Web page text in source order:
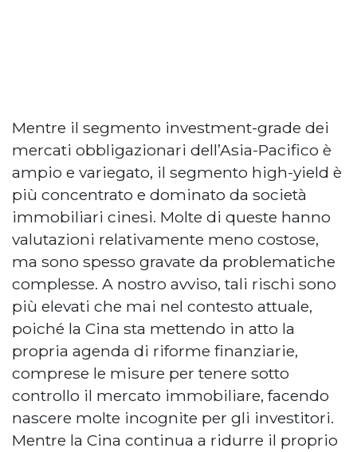
Mentre il segmento investment-grade dei
mercati obbligazionari dell’Asia-Pacifico è
ampio e variegato, il segmento high-yield è
più concentrato e dominato da società
immobiliari cinesi. Molte di queste hanno
valutazioni relativamente meno costose,
ma sono spesso gravate da problematiche
complesse. A nostro avviso, tali rischi sono
più elevati che mai nel contesto attuale,
poiché la Cina sta mettendo in atto la
propria agenda di riforme finanziarie,
comprese le misure per tenere sotto
controllo il mercato immobiliare, facendo
nascere molte incognite per gli investitori.
Mentre la Cina continua a ridurre il proprio